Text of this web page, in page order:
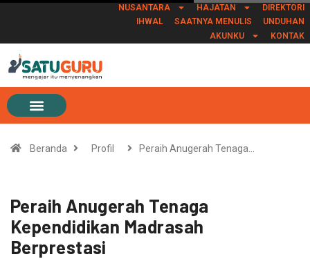
NUSANTARA HAJATAN
DIREKTORI
IHWAL
SAATNYA MENULIS
UNDUHAN
AKUNKU
KONTAK
Beranda Profil Peraih Anugerah Tenaga…
Peraih Anugerah Tenaga
Kependidikan Madrasah
Berprestasi